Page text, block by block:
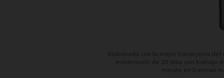
Elaborado con la mejor Caranyena
maceración de 28 días con trabajo
meses en barricas